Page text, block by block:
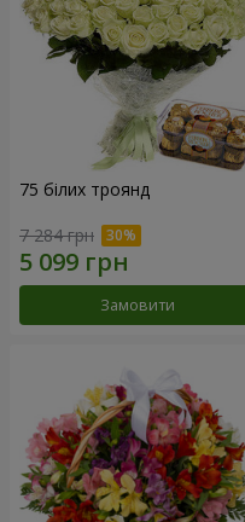
75 білих троянд
7 284 грн
Замовити